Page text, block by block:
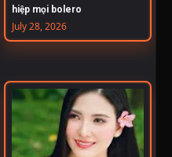
hiệp mọi bolero
July 28, 2026